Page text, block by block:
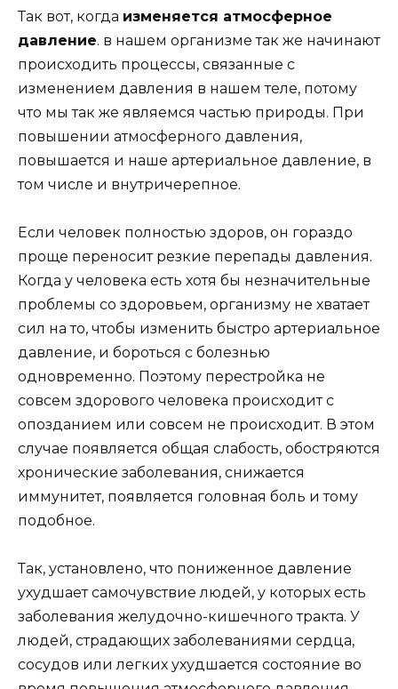
Так вот, когда изменяется атмосферное
давление. в нашем организме так же начинают
происходить процессы, связанные с
изменением давления в нашем теле, потому
что мы так же являемся частью природы. При
повышении атмосферного давления,
повышается и наше артериальное давление, в
том числе и внутричерепное.
Если человек полностью здоров, он гораздо
проще переносит резкие перепады давления.
Когда у человека есть хотя бы незначительные
проблемы со здоровьем, организму не хватает
сил на то, чтобы изменить быстро артериальное
давление, и бороться с болезнью
одновременно. Поэтому перестройка не
совсем здорового человека происходит с
опозданием или совсем не происходит. В этом
случае появляется общая слабость, обостряются
хронические заболевания, снижается
иммунитет, появляется головная боль и тому
подобное.
Так, установлено, что пониженное давление
ухудшает самочувствие людей, у которых есть
заболевания желудочно-кишечного тракта. У
людей, страдающих заболеваниями сердца,
сосудов или легких ухудшается состояние во